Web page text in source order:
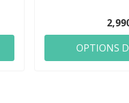
OPTIONS